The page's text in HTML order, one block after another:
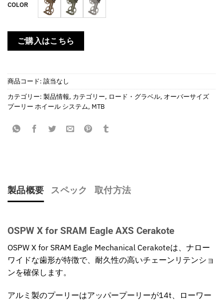
COLOR
ご購入はこちら
商品コード: 該当なし
カテゴリー: 製品情報, カテゴリー, ロード・グラベル, オーバーサイズ
プーリー ホイール システム, MTB
製品概要 スペック 取付方法
OSPW X for SRAM Eagle AXS Cerakote
OSPW X for SRAM Eagle Mechanical Cerakoteは、ナロー
ワイドな歯形が特徴で、耐久性の高いチェーンリテンショ
ンを確保します。
アルミ製のプーリーはアッパープーリーが14t、ローワー